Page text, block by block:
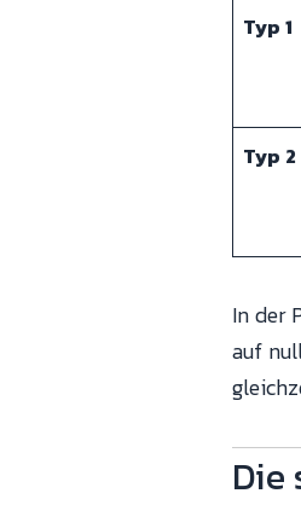
Typ 1
Typ 2
In der
auf
Die